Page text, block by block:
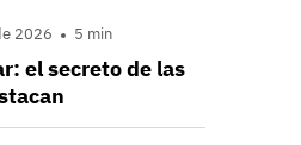
2026 5 min
el secreto de las